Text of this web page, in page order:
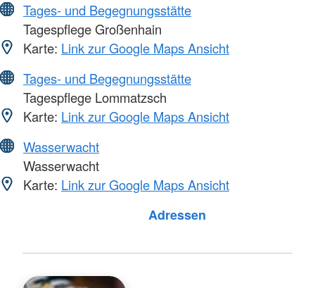
Tages- und Begegnungsstätte
Tagespflege Großenhain
Karte: Link zur Google Maps Ansicht
Tages- und Begegnungsstätte
Tagespflege Lommatzsch
Karte: Link zur Google Maps Ansicht
Wasserwacht
Wasserwacht
Karte: Link zur Google Maps Ansicht
Adressen